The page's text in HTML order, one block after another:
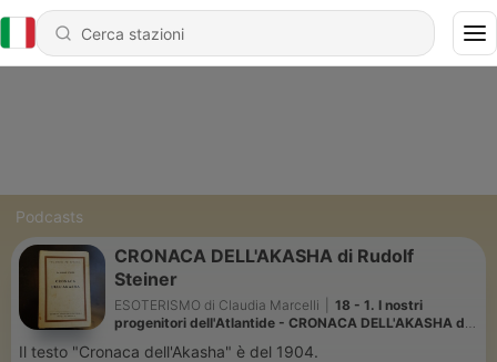
Podcasts
CRONACA DELL'AKASHA di Rudolf
Steiner
ESOTERISMO di Claudia Marcelli
18 - 1. I nostri
progenitori dell'Atlantide - CRONACA DELL'AKASHA di
Il testo "Cronaca dell'Akasha" è del 1904.